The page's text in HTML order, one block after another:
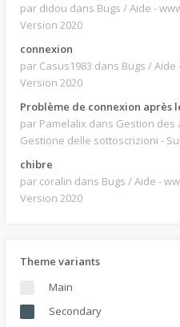
par didou dans Bugs / Aide -
Version 2020
connexion
par Casus1983 dans Bugs / Aide
Version 2020
Problème de connexion après
par Pamelalix dans Gestion des
Gestione delle sottoscrizioni -
chibre
par coralin dans Bugs / Aide -
Version 2020
Theme variants
Main
Secondary